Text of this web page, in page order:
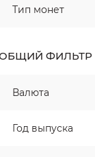
Тип монет
ФИЛЬТР
Валюта
Год выпуска